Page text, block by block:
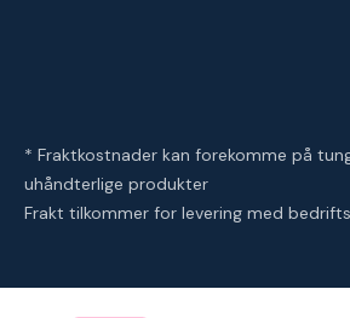
* Fraktkostnader kan forekomme på
uhåndterlige produkter
Frakt tilkommer for levering med